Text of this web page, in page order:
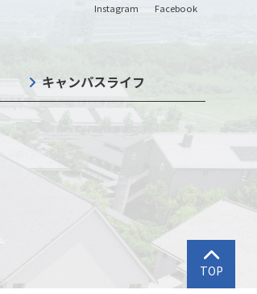
Instagram 別ウィンドウで開く
Facebook別ウィンドウ
キャンパスライフ
トップに戻